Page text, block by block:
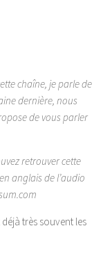
chaîne, je parle de
dernière, nous
de vous parler
retrouver cette
anglais de l’audio
très souvent les